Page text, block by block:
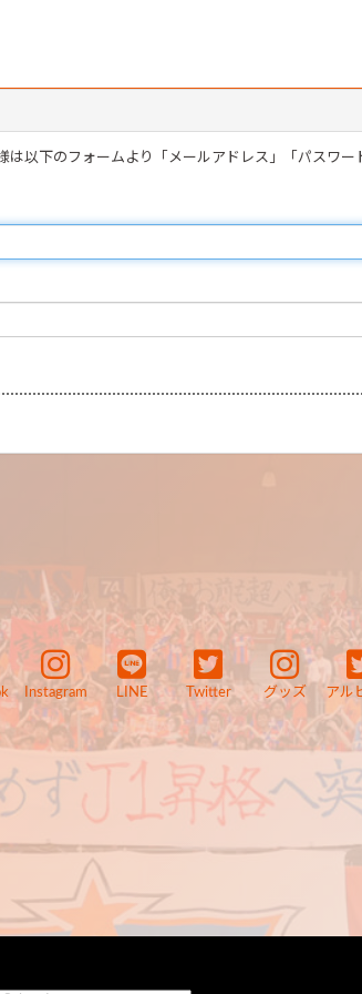
以下のフォームより「メールアドレス」「パスワー
Instagram LINE Twitter グッズ アル